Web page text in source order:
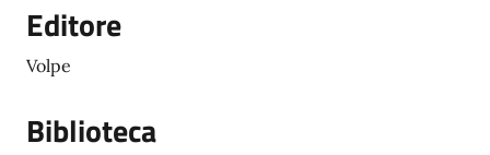
Editore
Volpe
Biblioteca